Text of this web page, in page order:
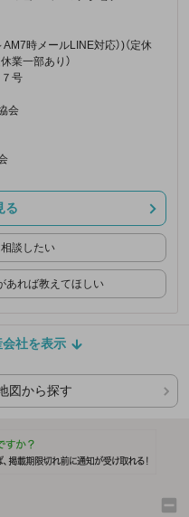
時メールLINE対応）)（定休
業一部あり）
７号
会
る
談したい
あれば教えてほしい
社を表示
図から探す